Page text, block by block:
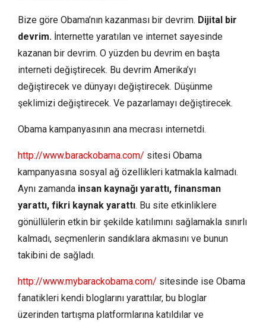
Bize göre Obama’nın kazanması bir devrim. Dijital bir
devrim. İnternette yaratılan ve internet sayesinde
kazanan bir devrim. O yüzden bu devrim en başta
interneti değiştirecek. Bu devrim Amerika’yı
değiştirecek ve dünyayı değiştirecek. Düşünme
şeklimizi değiştirecek. Ve pazarlamayı değiştirecek.
Obama kampanyasının ana mecrası internetdi.
http://www.barackobama.com/ sitesi Obama
kampanyasına sosyal ağ özellikleri katmakla kalmadı.
Aynı zamanda insan kaynağı yarattı, finansman
yarattı, fikri kaynak yarattı. Bu site etkinliklere
gönüllülerin etkin bir şekilde katılımını sağlamakla sınırlı
kalmadı, seçmenlerin sandıklara akmasını ve bunun
takibini de sağladı.
http://www.mybarackobama.com/ sitesinde ise Obama
fanatikleri kendi bloglarını yarattılar, bu bloglar
üzerinden tartışma platformlarına katıldılar ve